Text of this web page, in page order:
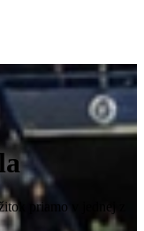
priamo v jednej z